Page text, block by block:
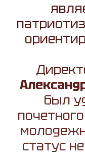
был
статус